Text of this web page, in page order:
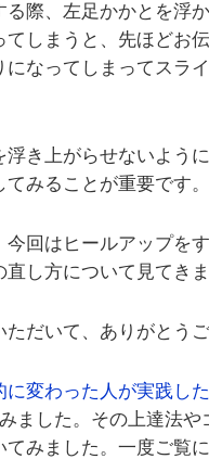
る際、左足かかとを浮
てしまうと、先ほどお
になってしまってスラ
浮き上がらせないよう
みることが重要です。
今回はヒールアップを
し方について見てきま
だいて、ありがとうご
に変わった人が実践し
ました。その上達法や
てみました。一度ご覧